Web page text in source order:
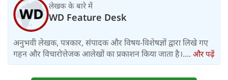
लेखक के बारे में
WD Feature Desk
अनुभवी लेखक, पत्रकार, संपादक और विषय-विशेषज्ञों द्वारा लिखे गए
गहन और विचारोत्तेजक आलेखों का प्रकाशन किया जाता है।.... और पढ़ें